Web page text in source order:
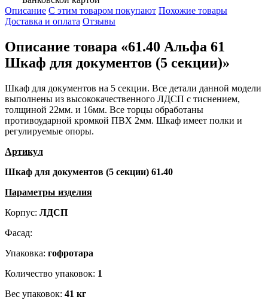
Описание С этим товаром покупают Похожие товары
Доставка и оплата Отзывы
Описание товара «61.40 Альфа 61
Шкаф для документов (5 секции)»
Шкаф для документов на 5 секции. Все детали данной модели
выполнены из высококачественного ЛДСП с тиснением,
толщиной 22мм. и 16мм. Все торцы обработаны
противоударной кромкой ПВХ 2мм. Шкаф имеет полки и
регулируемые опоры.
Артикул
Шкаф для документов (5 секции) 61.40
Параметры изделия
Корпус: ЛДСП
Фасад:
Упаковка: гофротара
Количество упаковок: 1
Вес упаковок: 41 кг